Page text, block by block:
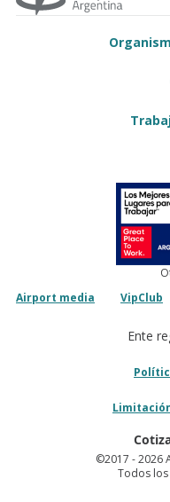
Airport media
VipClub
Ente
©2017 - 2026
Todos